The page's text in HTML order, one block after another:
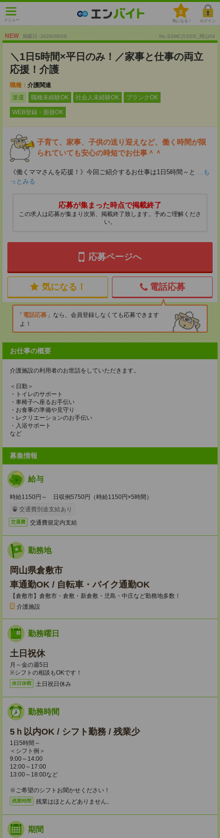
メニュー
0
気になる！ ログイン
NEW 掲載日 :2026/08/08 No.SSMC介DSS_岡山04
＼1日5時間×平日のみ！／家事と仕事の両立
応援！介護
職種： 介護関連
派遣
職種未経験OK 社会人未経験OK ブランクOK
WEB登録・面接OK
子育て、家事、子供の送り迎えなど、働く時間が限
られていても安心の時短でお仕事＾＾
《働くママさんを応援！》今回ご紹介するお仕事は1日5時間～と ...も
っとみる
応募が集まった時点で掲載終了
この求人は応募が集まり次第、掲載終了致します。予めご理解くださ
い。
応募ページへ
気になる！ 電話応募
電話応募
なら、会員登録しなくても応募できます
よ！
お仕事の概要
介護施設の利用者のお世話をしていただきます。
＜日勤＞
・トイレのサポート
・車椅子へ座るお手伝い
・お食事の準備や見守り
・レクリエーションのお手伝い
・入浴サポート
など
募集情報
給与
時給1150円～ 日収例5750円（時給1150円×5時間）
交通費別途支給あり
交通費 交通費規定内支給
勤務地
岡山県倉敷市
車通勤OK / 自転車・バイク通勤OK
【倉敷市】倉敷市・倉敷・新倉敷・児島・中庄など勤務地多数！
介護施設
勤務曜日
土日祝休
月～金の週5日
※シフトの相談もOKです！
休日休暇 土日祝日休み
勤務時間
5ｈ以内OK / シフト勤務 / 残業少
1日5時間～
＜シフト例＞
9:00～14:00
12:00～17:00
13:00～18:00など
※ご希望のシフトお聞かせください！
残業時間 残業はほとんどありません。
期間